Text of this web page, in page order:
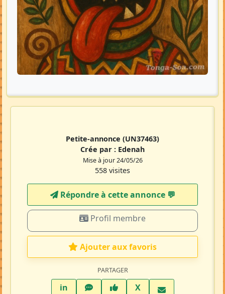
Petite-annonce (UN37463)
Crée par : Edenah
Mise à jour 24/05/26
558 visites
Répondre à cette annonce 💬​
Profil membre
Ajouter aux favoris
PARTAGER
inLinkedInWhatsAppFacebook
XTwitter X